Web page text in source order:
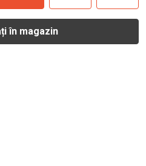
în magazin